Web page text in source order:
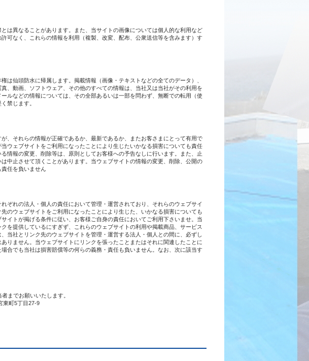
は異なることがあります。また、当サイトの画像については個人的な利用など
可なく、これらの情報を利用（複製、改変、配布、公衆送信等を含みます）す
は仙頭防水に帰属します。掲載情報（画像・テキストなどの全てのデータ）、
、動画、ソフトウェア、その他のすべての情報は、当社又は当社がその利用を
ルなどの情報については、その全部あるいは一部を問わず、無断での転用（使
禁じます。
、それらの情報が正確であるか、最新であるか、またお客さまにとって有用で
ウェブサイトをご利用になったことにより生じたいかなる損害についても責任
情報の変更、削除等は、原則としてお客様への予告なしに行います。また、止
中止させて頂くことがあります。当ウェブサイトの情報の変更、削除、公開の
任を負いません
ぞれの法人・個人の責任において管理・運営されており、それらのウェブサイ
のウェブサイトをご利用になったことにより生じた、いかなる損害についても
イトが掲げる条件に従い、お客様ご自身の責任においてご利用下さいませ。当
を提供しているにすぎず、これらのウェブサイトの利用や掲載商品、サービス
当社とリンク先のウェブサイトを管理・運営する法人・個人との間に、必ずし
りません。当ウェブサイトにリンクを張ったことまたはそれに関連したことに
合でも当社は損害賠償等の何らの義務・責任も負いません。なお、次に該当す
までお願いいたします。
町5丁目27-9